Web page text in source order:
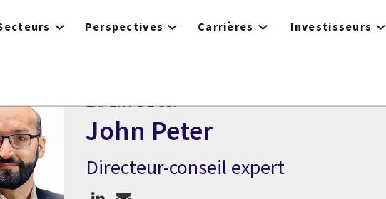
Perspectives Carrières Investisseurs
EXPERT DE CGI
John Peter
Expert de CGI John Peter
Directeur-conseil expert